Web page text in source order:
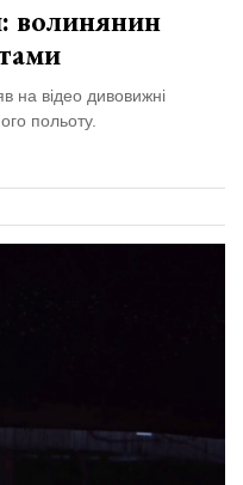
волинянин
на відео дивовижні
польоту.